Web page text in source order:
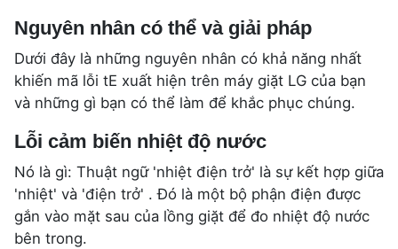
Nguyên nhân có thể và giải pháp
Dưới đây là những nguyên nhân có khả năng nhất
khiến mã lỗi tE xuất hiện trên máy giặt LG của bạn
và những gì bạn có thể làm để khắc phục chúng.
Lỗi cảm biến nhiệt độ nước
Nó là gì: Thuật ngữ 'nhiệt điện trở' là sự kết hợp giữa
'nhiệt' và 'điện trở' . Đó là một bộ phận điện được
gắn vào mặt sau của lồng giặt để đo nhiệt độ nước
bên trong.